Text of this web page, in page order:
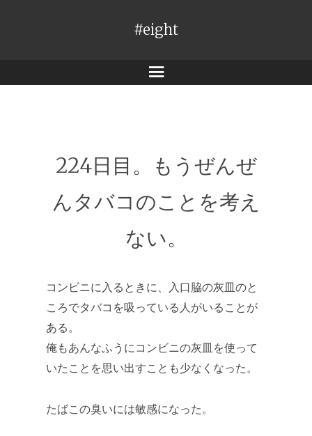
#eight
メ
224日目。もうぜんぜ
んタバコのことを考え
ない。
コンビニに入るときに、入口脇の灰皿のと
ころでタバコを吸っている人がいることが
ある。
俺もあんなふうにコンビニの灰皿を使って
いたことを思い出すことも少なくなった。
たばこの臭いには敏感になった。